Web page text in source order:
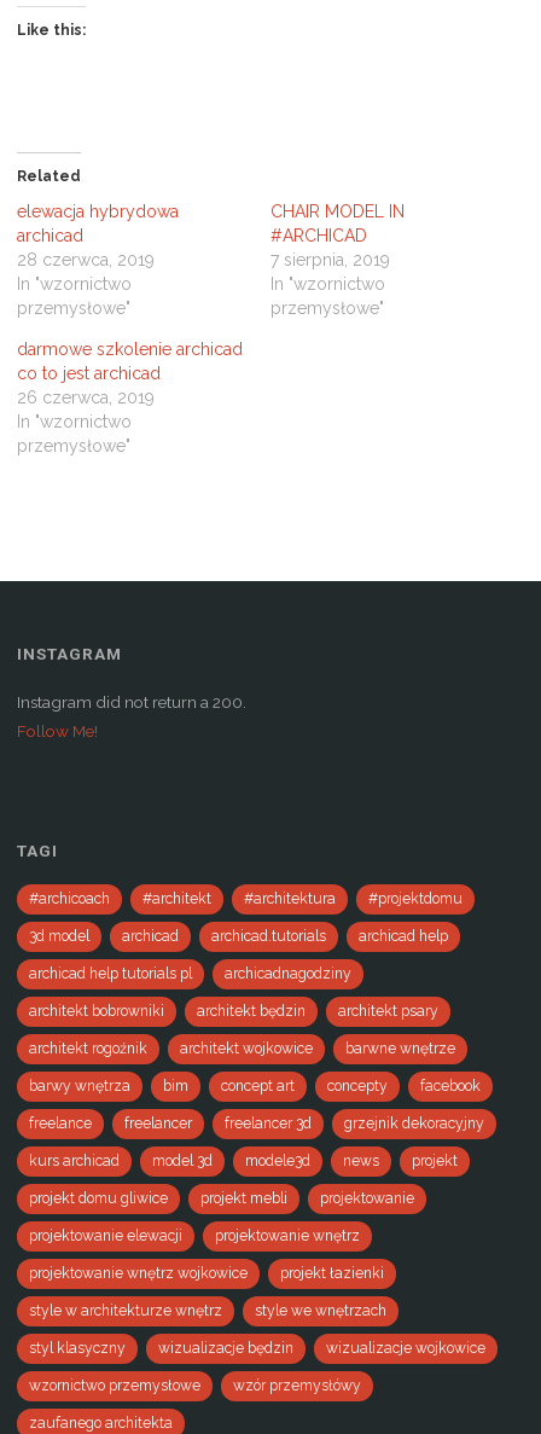
k
t
n
L
i
k
e
d
I
n
(
O
e
n
s
i
n
n
w
Like this:
Related
elewacja hybrydowa
archicad
28 czerwca, 2019
In "wzornictwo
przemysłowe"
CHAIR MODEL IN
#ARCHICAD
7 sierpnia, 2019
In "wzornictwo
przemysłowe"
darmowe szkolenie archicad
co to jest archicad
26 czerwca, 2019
In "wzornictwo
przemysłowe"
INSTAGRAM
Instagram did not return a 200.
Follow Me!
TAGI
#archicoach #architekt #architektura #projektdomu
3d model archicad archicad.tutorials archicad help
archicad help tutorials pl archicadnagodziny
architekt bobrowniki architekt będzin architekt psary
architekt rogoźnik architekt wojkowice barwne wnętrze
barwy wnętrza bim concept art concepty facebook
freelance freelancer freelancer 3d grzejnik dekoracyjny
kurs archicad model 3d modele3d news projekt
projekt domu gliwice projekt mebli projektowanie
projektowanie elewacji projektowanie wnętrz
projektowanie wnętrz wojkowice projekt łazienki
style w architekturze wnętrz style we wnętrzach
styl klasyczny wizualizacje będzin wizualizacje wojkowice
wzornictwo przemysłowe wzór przemysłówy
zaufanego architekta